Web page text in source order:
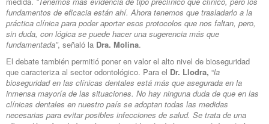
fundamentos de eficacia están ahí. Ahora tenemos que trasladarlo a la
práctica clínica para poder aportar esos protocolos que nos faltan, pero,
sin duda, con lógica se puede hacer una sugerencia más que
fundamentada”, señaló la Dra. Molina.
El debate también permitió poner en valor el alto nivel de bioseguridad
que caracteriza al sector odontológico. Para el Dr. Llodra, “la
bioseguridad en las clínicas dentales está más que asegurada en la
inmensa mayoría de las situaciones. No hay ninguna duda de que en las
clínicas dentales en nuestro país se adoptan todas las medidas
necesarias para evitar posibles infecciones de salud. Se trata de una